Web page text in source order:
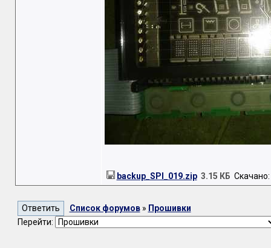
backup_SPI_019.zip 3.15 КБ
Список форумов» Прошивки
Перейти: